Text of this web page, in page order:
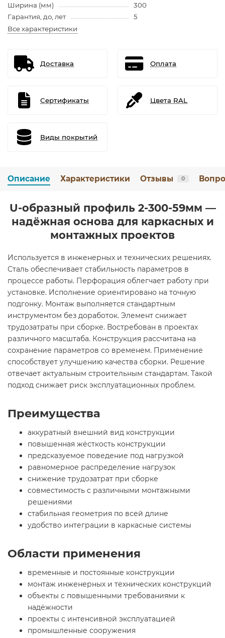
Ширина (мм)
300
Гарантия, до, лет
5
Все характеристики
Доставка Оплата
Сертификаты Цвета RAL
Виды покрытий
Описание Характеристики Отзывы 0
U-образный профиль 2-300-59мм —
надёжная основа для каркасных и
монтажных проектов
Используется в инженерных и технических решениях.
Сталь обеспечивает стабильность параметров в
процессе работы. Перфорация облегчает работу при
установке. Исполнение ориентировано на точную
подгонку. Монтаж выполняется стандартным
инструментом без доработок. Элемент снижает
трудозатраты при сборке. Востребован в проектах
различного масштаба. Конструкция рассчитана на
сохранение параметров со временем. Применение
способствует улучшению качества сборки. Решение
отвечает актуальным строительным стандартам. Такой
подход снижает риск эксплуатационных проблем.
Преимущества
аккуратный внешний вид конструкции
повышенная жёсткость конструкции
предсказуемое поведение под нагрузкой
равномерное распределение нагрузок
снижение трудозатрат при сборке
совместимость с различными монтажными
решениями
стабильная геометрия по всей длине
удобство интеграции в каркасные системы
Области применения
временные и постоянные конструкции
монтаж инженерных и технических конструкций
объекты с повышенными требованиями к
надёжности
проекты с интенсивной эксплуатацией
промышленные сооружения